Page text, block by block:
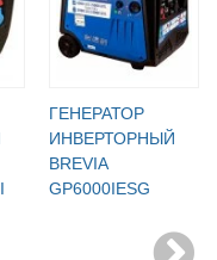
ГЕНЕРАТОР
ИНВЕРТОРНЫЙ
BREVIA
GP6000IESG